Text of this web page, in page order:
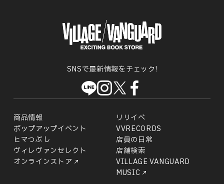
SNSで最新情報をチェック!
商品情報
リリイベ
ポップアップイベント
VVRECORDS
ヒマつぶし
店員の日常
ヴィレヴァンセレクト
店舗検索
オンラインストア
VILLAGE VANGUARD
MUSIC